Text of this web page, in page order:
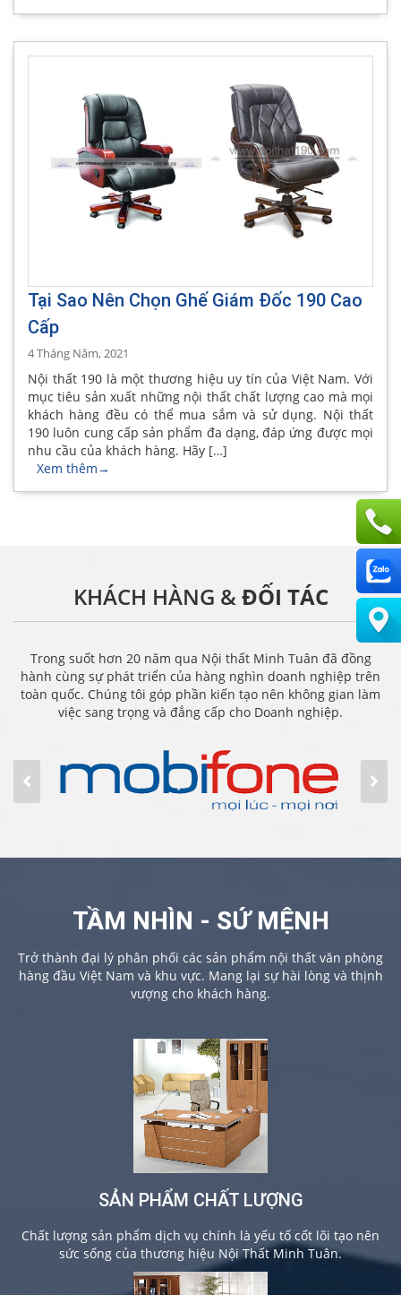
Tại Sao Nên Chọn Ghế Giám Đốc 190 Cao
Cấp
4 Tháng Năm, 2021
Nội thất 190 là một thương hiệu uy tín của Việt Nam. Với
mục tiêu sản xuất những nội thất chất lượng cao mà mọi
khách hàng đều có thể mua sắm và sử dụng. Nội thất
190 luôn cung cấp sản phẩm đa dạng, đáp ứng được mọi
nhu cầu của khách hàng. Hãy […]
Xem thêm→
KHÁCH HÀNG &ĐỐI TÁC
Trong suốt hơn 20 năm qua Nội thất Minh Tuân đã đồng
hành cùng sự phát triển của hàng nghìn doanh nghiệp trên
toàn quốc. Chúng tôi góp phần kiến tạo nên không gian làm
việc sang trọng và đẳng cấp cho Doanh nghiệp.
TẦM NHÌN - SỨ MỆNH
Trở thành đại lý phân phối các sản phẩm nội thất văn phòng
hàng đầu Việt Nam và khu vực. Mang lại sự hài lòng và thịnh
vượng cho khách hàng.
SẢN PHẨM CHẤT LƯỢNG
Chất lượng sản phẩm dịch vụ chính là yếu tố cốt lõi tạo nên
sức sống của thương hiệu Nội Thất Minh Tuân.